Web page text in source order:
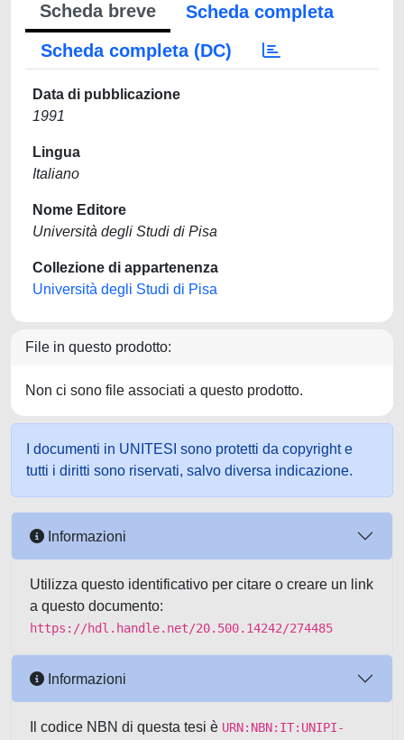
Scheda breve
Scheda completa
Scheda completa (DC)
Data di pubblicazione
1991
Lingua
Italiano
Nome Editore
Università degli Studi di Pisa
Collezione di appartenenza
Università degli Studi di Pisa
File in questo prodotto:
Non ci sono file associati a questo prodotto.
I documenti in UNITESI sono protetti da copyright e
tutti i diritti sono riservati, salvo diversa indicazione.
Informazioni
Utilizza questo identificativo per citare o creare un link
a questo documento:
https://hdl.handle.net/20.500.14242/274485
Informazioni
Il codice NBN di questa tesi è URN:NBN:IT:UNIPI-